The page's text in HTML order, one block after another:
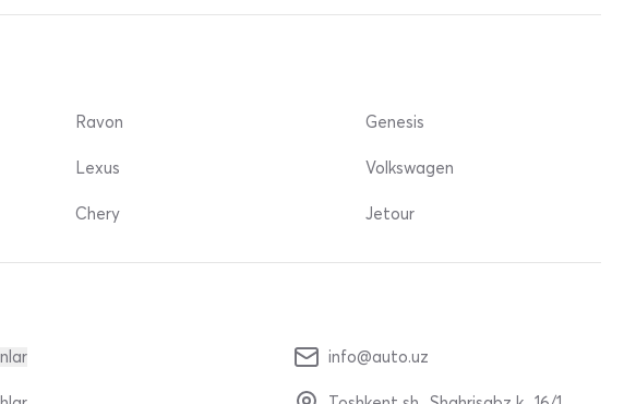
Ravon
Lexus
Chery
Genesis
Volkswagen
Jetour
info@auto.uz